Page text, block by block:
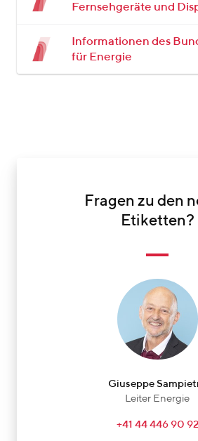
Fernsehgeräte und
Informationen des
für Energie
Fragen zu den
Etiketten?
Giuseppe
Leiter Energie
+41 44 446 90 92